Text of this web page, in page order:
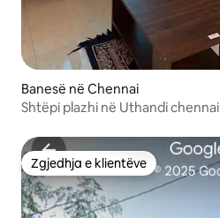
Banesë në Chennai
Shtëpi plazhi në Uthandi chennai
Zgjedhja e klientëve
Zgjedhja e klientëve